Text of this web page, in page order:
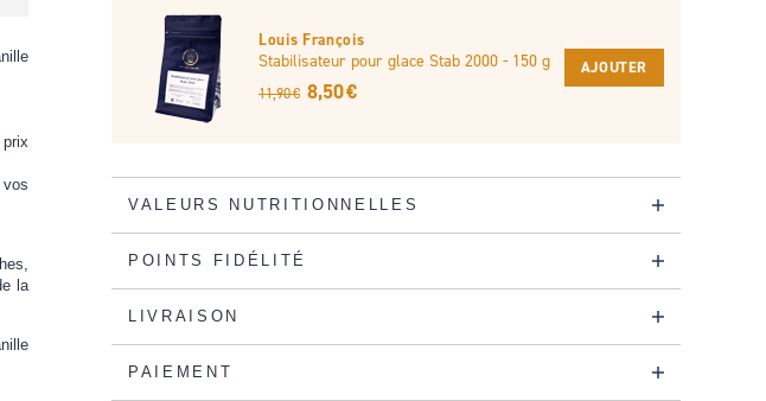
la
Louis François
Stabilisateur pour glace Stab 2000 - 150 g
11,90 € 8,50 €
AJOUTER
VALEURS NUTRITIONNELLES
POINTS FIDÉLITÉ
LIVRAISON
PAIEMENT